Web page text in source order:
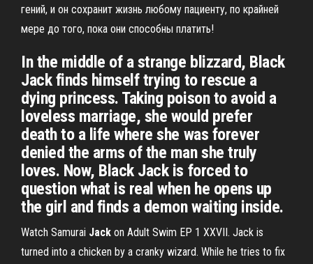
гений, и он сохранит жизнь любому пациенту, по крайней
мере до того, пока они способны платить!
In the middle of a strange blizzard, Black
Jack finds himself trying to rescue a
dying princess. Taking poison to avoid a
loveless marriage, she would prefer
death to a life where she was forever
denied the arms of the man she truly
loves. Now, Black Jack is forced to
question what is real when he opens up
the girl and finds a demon waiting inside.
Watch Samurai Jack on Adult Swim EP 1 XXVII. Jack is
turned into a chicken by a cranky wizard. While he tries to fix